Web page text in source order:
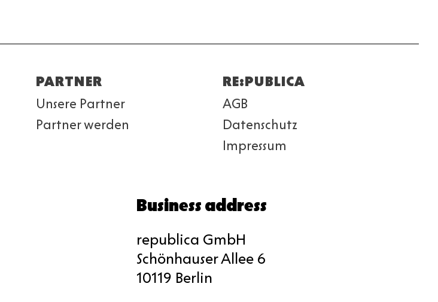
PARTNER
Unsere Partner
Partner werden
RE:PUBLICA
AGB
Datenschutz
Impressum
Business address
republica GmbH
Schönhauser Allee 6
10119 Berlin